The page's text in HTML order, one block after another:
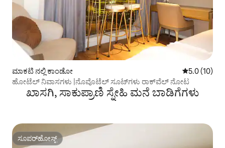
ಮಾಕಟಿ ನಲ್ಲಿ ಕಾಂಡೋ 5 ರಲ್ಲಿ 5.0
5.0 (10)
ಹೋಟೆಲ್ ನಿವಾಸಗಳು |ನೊವೊಟೆಲ್ ಸೂಟ್‌ಗಳು ರಾಕ್‌ವೆಲ್ ನೋಟ
ಖಾಸಗಿ, ಸಾಕುಪ್ರಾಣಿ ಸ್ನೇಹಿ ಮನೆ ಬಾಡಿಗೆಗಳು
ಸೂಪರ್‌ಹೋಸ್ಟ್
ಸೂಪರ್‌ಹೋಸ್ಟ್